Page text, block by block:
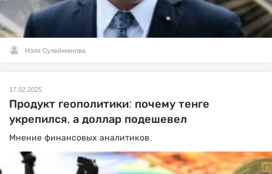
Нэля Сулейменова
17.02.2025
Продукт геополитики: почему тенге
укрепился, а доллар подешевел
Мнение финансовых аналитиков.